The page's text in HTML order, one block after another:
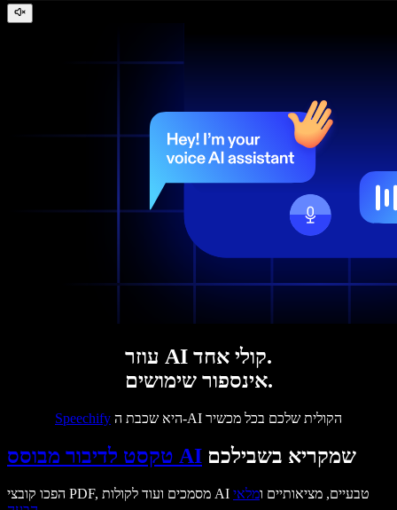
עוזר AI קולי אחד.
אינספור שימושים.
Speechify היא שכבת ה-AI הקולית שלכם בכל מכשיר
טקסט לדיבור מבוסס AI שמקריא בשבילכם
הפכו קובצי PDF, מסמכים ועוד לקולות AI טבעיים, מציאותיים ומלאי